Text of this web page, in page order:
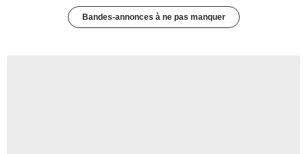
Bandes-annonces à ne pas manquer